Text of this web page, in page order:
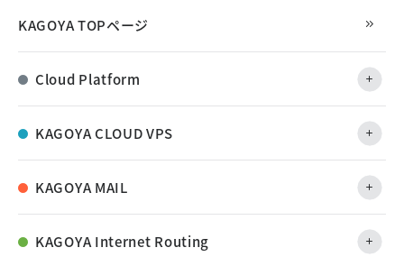
KAGOYA TOPページ
Cloud Platform
KAGOYA CLOUD VPS
KAGOYA MAIL
KAGOYA Internet Routing